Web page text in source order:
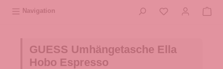
Navigation
GUESS Umhängetasche Ella
Hobo Espresso